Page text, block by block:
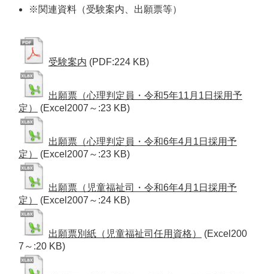
※関連資料（受験案内、出願票等）
受験案内 (PDF:224 KB)
出願票（心理判定員・令和5年11月1日採用予
定）
(Excel2007～:23 KB)
出願票（心理判定員・令和6年4月1日採用予
定）
(Excel2007～:23 KB)
出願票（児童福祉司・令和6年4月1日採用予
定）
(Excel2007～:24 KB)
出願票別紙（児童福祉司任用資格）
(Excel200
7～:20 KB)